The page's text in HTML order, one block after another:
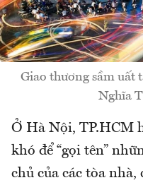
Giao thương sầm
Nghĩa
Ở Hà Nội, TP.HCM
khó để “gọi tên”
chủ của các tòa